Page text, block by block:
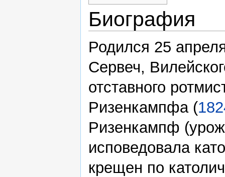
Биография
Родился 25
Сервеч,
отставного
Ризенкампфа (
Ризенкампф
исповедовала
крещен по